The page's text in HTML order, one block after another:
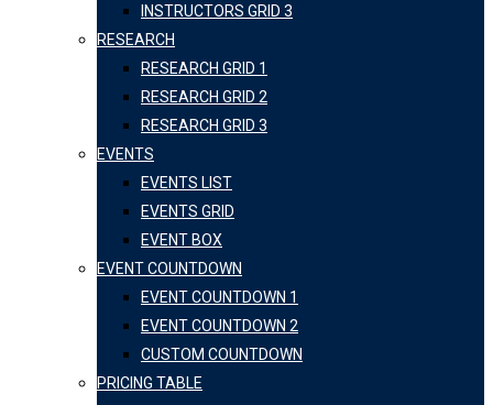
INSTRUCTORS GRID 3
RESEARCH
RESEARCH GRID 1
RESEARCH GRID 2
RESEARCH GRID 3
EVENTS
EVENTS LIST
EVENTS GRID
EVENT BOX
EVENT COUNTDOWN
EVENT COUNTDOWN 1
EVENT COUNTDOWN 2
CUSTOM COUNTDOWN
PRICING TABLE